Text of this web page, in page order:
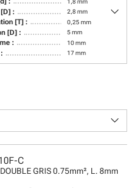
1,8 mm
: 2,8 mm
[T] : 0,25 mm
[D] : 5 mm
: 10 mm
17 mm
keyboard_arrow_down
keyboard_arrow_down
C
GRIS 0.75mm², L. 8mm